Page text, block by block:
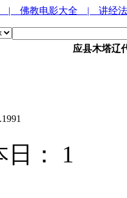
| 佛教电影大全 | 讲经
应县木塔辽
： 1